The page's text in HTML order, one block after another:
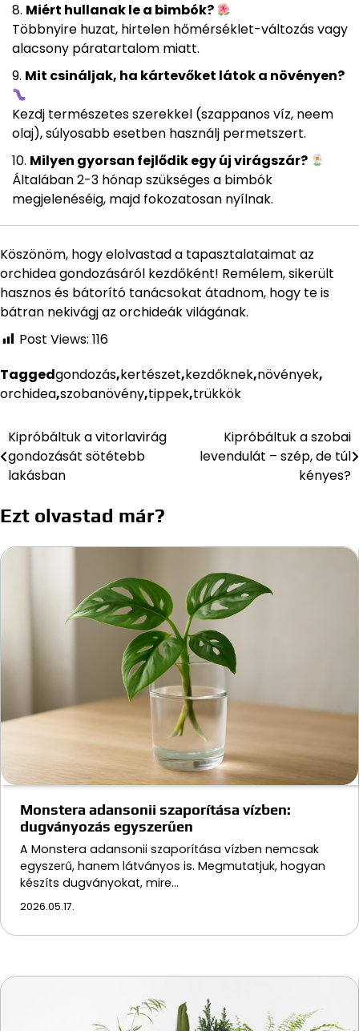
Miért hullanak le a bimbók?
Többnyire huzat, hirtelen hőmérséklet-változás vagy
alacsony páratartalom miatt.
Mit csináljak, ha kártevőket látok a növényen?
Kezdj természetes szerekkel (szappanos víz, neem
olaj), súlyosabb esetben használj permetszert.
Milyen gyorsan fejlődik egy új virágszár?
Általában 2-3 hónap szükséges a bimbók
megjelenéséig, majd fokozatosan nyílnak.
Köszönöm, hogy elolvastad a tapasztalataimat az
orchidea gondozásáról kezdőként! Remélem, sikerült
hasznos és bátorító tanácsokat átadnom, hogy te is
bátran nekivágj az orchideák világának.
Post Views: 116
Taggedgondozás,kertészet,kezdőknek,növények,
orchidea,szobanövény,tippek,trükkök
Bejegyzés
navigáció
Kipróbáltuk a vitorlavirág
gondozását sötétebb
lakásban
Kipróbáltuk a szobai
levendulát – szép, de túl
kényes?
Ezt olvastad már?
Monstera adansonii szaporítása vízben:
dugványozás egyszerűen
A Monstera adansonii szaporítása vízben nemcsak
egyszerű, hanem látványos is. Megmutatjuk, hogyan
készíts dugványokat, mire…
2026.05.17.